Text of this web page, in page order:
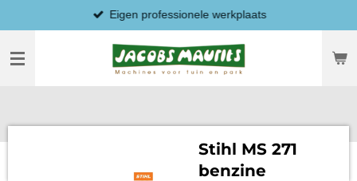
direct
naar
hoofdinhoud
Eigen professionele werkplaats
Stihl MS 271
benzine